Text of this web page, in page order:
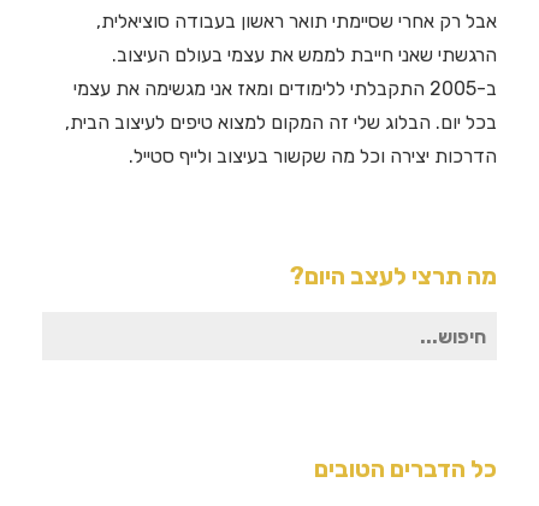
אבל רק אחרי שסיימתי תואר ראשון בעבודה סוציאלית,
הרגשתי שאני חייבת לממש את עצמי בעולם העיצוב.
ב-2005 התקבלתי ללימודים ומאז אני מגשימה את עצמי
בכל יום. הבלוג שלי זה המקום למצוא טיפים לעיצוב הבית,
הדרכות יצירה וכל מה שקשור בעיצוב ולייף סטייל.
מה תרצי לעצב היום?
חיפוש
כל הדברים הטובים